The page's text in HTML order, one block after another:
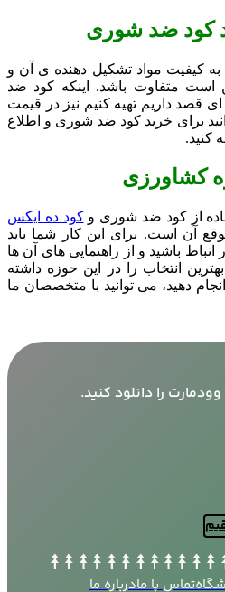
کود ضد شوری
کیفیت مواد تشکیل دهنده ی آن و
است متفاوت باشد. اینکه کود ضد
قصد داریم تهیه کنیم نیز در قیمت
برای خرید کود ضد شوری و اطلاع
کنید.
کشاورزی
از کود ضد شوری وکود ده ایکس
آن است. برای این کار شما باید
باشید و از راهنمایی های آن ها
بهترین انتخاب را در این حوزه داشته
دهید، می توانید با متخصصان ما
را دانلود کنید.
تماس با مادرباره ما